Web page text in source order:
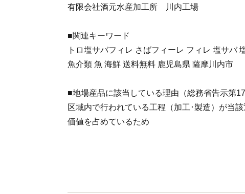
有限会社酒元水産加工所 川内工場
■関連キーワード
トロ塩サバフィレ さばフィーレ フィレ 塩サバ
魚介類 魚 海鮮 送料無料 鹿児島県 薩摩川内市
■地場産品に該当している理由（総務省告示第
区域内で行われている工程（加工･製造）が当
価値を占めているため